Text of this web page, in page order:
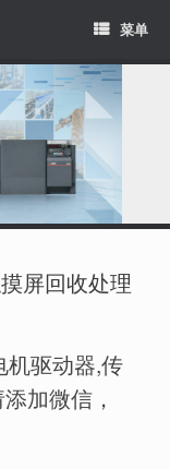
菜单
屏回收处理
机驱动器,传
加微信，